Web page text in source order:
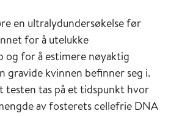
en ultralydundersøkelse før
for å utelukke
og for å estimere nøyaktig
gravide kvinnen befinner seg i.
testen tas på et tidspunkt hvor
av fosterets cellefrie DNA